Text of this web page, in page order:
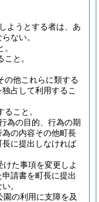
ようとする者は、あ
ない。
と。
の他これらに類する
占して利用するこ
こと。
為の目的、行為の期
の内容その他町長
に提出しなければ
た事項を変更しよ
請書を町長に提出
。
園の利用に支障を及